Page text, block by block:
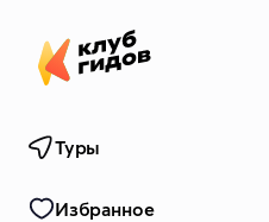
Туры
Избранное